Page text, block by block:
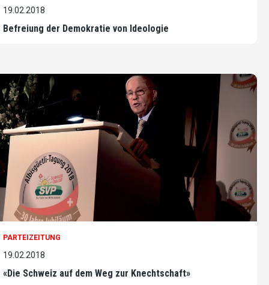
19.02.2018
Befreiung der Demokratie von Ideologie
PARTEIZEITUNG
19.02.2018
«Die Schweiz auf dem Weg zur Knechtschaft»